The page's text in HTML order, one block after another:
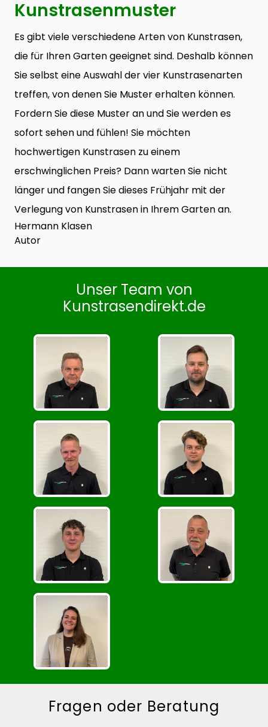
Kunstrasenmuster
Es gibt viele verschiedene Arten von Kunstrasen,
die für Ihren Garten geeignet sind. Deshalb können
Sie selbst eine Auswahl der vier Kunstrasenarten
treffen, von denen Sie Muster erhalten können.
Fordern Sie diese Muster an und Sie werden es
sofort sehen und fühlen! Sie möchten
hochwertigen Kunstrasen zu einem
erschwinglichen Preis? Dann warten Sie nicht
länger und fangen Sie dieses Frühjahr mit der
Verlegung von Kunstrasen in Ihrem Garten an.
Hermann Klasen
Autor
Unser Team von
Kunstrasendirekt.de
Fragen oder Beratung